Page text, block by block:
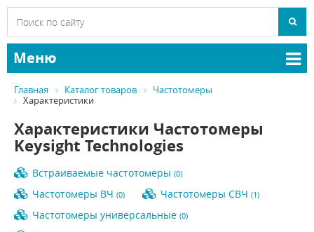
Меню
Главная Каталог товаров
Частотомеры
Характеристики
Характеристики Частотомеры
Keysight Technologies
Встраиваемые частотомеры (0)
Частотомеры ВЧ (0) Частотомеры СВЧ (1)
Частотомеры универсальные (0)